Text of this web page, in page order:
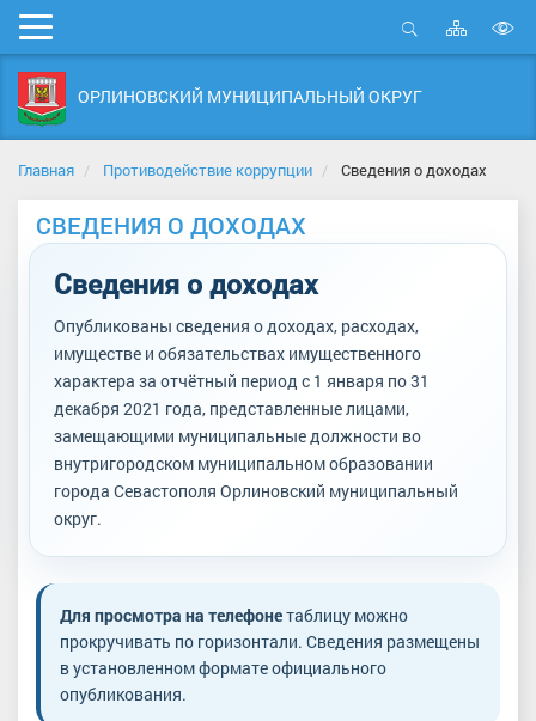
Мобильное
меню
Открыть
Карта
сайта
ОРЛИНОВСКИЙ МУНИЦИПАЛЬНЫЙ ОКРУГ
Главная Противодействие коррупции Сведения о доходах
СВЕДЕНИЯ О ДОХОДАХ
Сведения о доходах
Опубликованы сведения о доходах, расходах,
имуществе и обязательствах имущественного
характера за отчётный период с 1 января по 31
декабря 2021 года, представленные лицами,
замещающими муниципальные должности во
внутригородском муниципальном образовании
города Севастополя Орлиновский муниципальный
округ.
Для просмотра на телефонетаблицу можно
прокручивать по горизонтали. Сведения размещены
в установленном формате официального
опубликования.